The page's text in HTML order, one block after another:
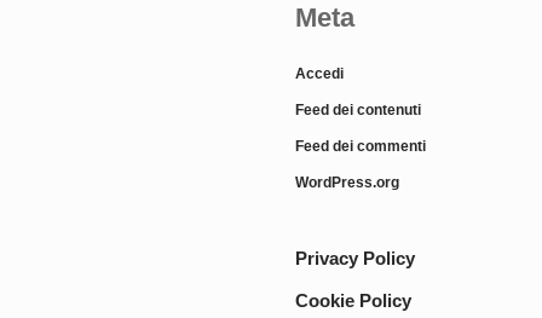
Meta
Accedi
Feed dei contenuti
Feed dei commenti
WordPress.org
Privacy Policy
Cookie Policy